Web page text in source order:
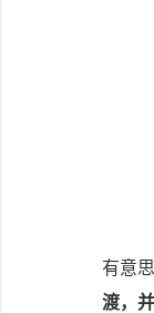
有意
渡，